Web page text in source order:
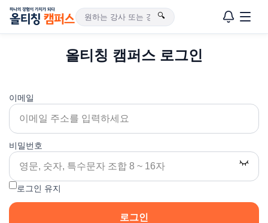
🔍
올티칭 캠퍼스 로그인
이메일
비밀번호
로그인 유지
로그인